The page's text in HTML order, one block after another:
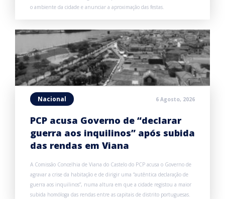
o ambiente da cidade e anunciar a aproximação das festas.
Nacional 6 Agosto, 2026
PCP acusa Governo de “declarar
guerra aos inquilinos” após subida
das rendas em Viana
A Comissão Concelhia de Viana do Castelo do PCP acusa o Governo de
agravar a crise da habitação e de dirigir uma “autêntica declaração de
guerra aos inquilinos”, numa altura em que a cidade registou a maior
subida homóloga das rendas entre as capitais de distrito portuguesas.